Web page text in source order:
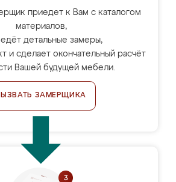
приедет к Вам с каталогом
материалов,
детальные замеры,
и сделает окончательный расчёт
Вашей будущей мебели.
ЗАМЕРЩИКА